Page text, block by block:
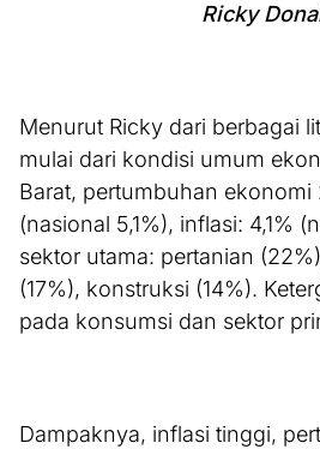
Ricky
Menurut Ricky dari berbagai
mulai dari kondisi umum
Barat, pertumbuhan ekonomi
(nasional 5,1%), inflasi: 4,1%
sektor utama: pertanian
(17%), konstruksi (14%).
pada konsumsi dan sektor
Dampaknya, inflasi tinggi,